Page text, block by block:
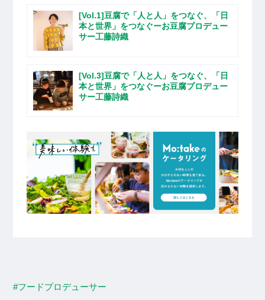
[Vol.1]豆腐で「人と人」をつなぐ、「日
本と世界」をつなぐーお豆腐プロデュー
サー工藤詩織
[Vol.3]豆腐で「人と人」をつなぐ、「日
本と世界」をつなぐーお豆腐プロデュー
サー工藤詩織
#フードプロデューサー